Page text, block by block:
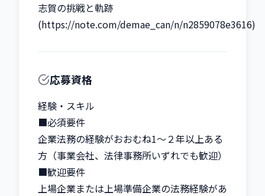
志賀の挑戦と軌跡
(https://note.com/demae_can/n/n2859078e3616)
応募資格
経験・スキル
■必須要件
企業法務の経験がおおむね1～２年以上ある
方（事業会社、法律事務所いずれでも歓迎）
■歓迎要件
上場企業または上場準備企業の法務経験があ